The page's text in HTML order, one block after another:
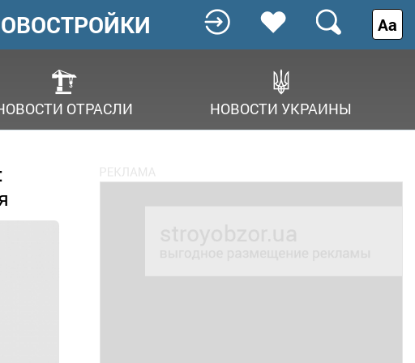
ОТРАСЛИ НОВОСТИ УКРАИНЫ
Аа